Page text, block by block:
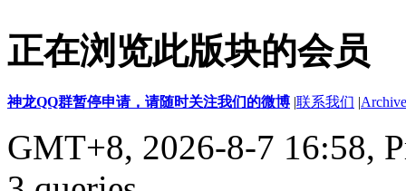
正在浏览此版块的会员
神龙QQ群暂停申请，请随时关注我们的微博 |联系我们 |
GMT+8, 2026-8-7 16:58,